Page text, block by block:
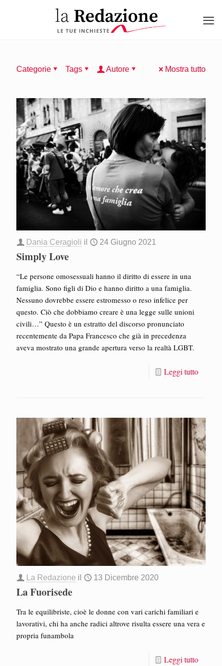
Categorie Tags Autore Mostra tutto
Dania Ceragioli il 24 Giugno 2021
Simply Love
“Le persone omosessuali hanno il diritto di essere in una
famiglia. Sono figli di Dio e hanno diritto a una famiglia.
Nessuno dovrebbe essere estromesso o reso infelice per
questo. Ciò che dobbiamo creare è una legge sulle unioni
civili…” Questo è un estratto del discorso pronunciato
recentemente da Papa Francesco che già in precedenza
aveva mostrato una grande apertura verso la realtà LGBT.
Leggi tutto
La Redazione il 13 Dicembre 2020
La Fuorisede
Tra le equilibriste, cioè le donne con vari carichi familiari e
lavorativi, chi ha anche radici altrove risulta essere una vera e
propria funambola
Leggi tutto